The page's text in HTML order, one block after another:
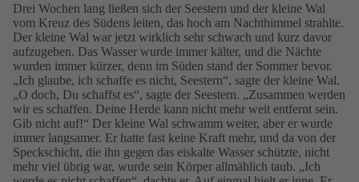
Drei Wochen lang ließen sich der Seestern und der kleine Wal
vom Kreuz des Südens leiten, das hoch am Nachthimmel strahlte.
Der kleine Wal war jetzt wirklich sehr schwach und kurz davor
aufzugeben. Das Wasser wurde immer kälter, und die Nächte
wurden immer kürzer, denn im Süden stand der Sommer bevor.
„Ich glaube, ich schaffe es nicht, Seestern“, sagte der kleine Wal.
„O doch, Du schaffst es“, sagte der Seestern. „Zusammen werden
wir es schaffen. Deine Herde kann nicht mehr weit entfernt sein.
Gib nicht auf!“ Der kleine Wal schwamm weiter, aber er wurde
immer langsamer. Er hatte fast keine Kraft mehr, und da von der
Speckschicht, die ihn gegen das eiskalte Wasser schützte, nicht
mehr viel übrig war, wurde sein Körper allmählich taub. „Ich